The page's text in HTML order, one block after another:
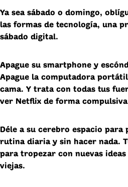
Ya sea sábado o domingo,
las formas de tecnología, una
sábado digital.
Apague su smartphone y
Apague la computadora
cama. Y trata con todas tus
ver Netflix de forma
Déle a su cerebro espacio para
rutina diaria y sin hacer nada.
para tropezar con nuevas
viejas.